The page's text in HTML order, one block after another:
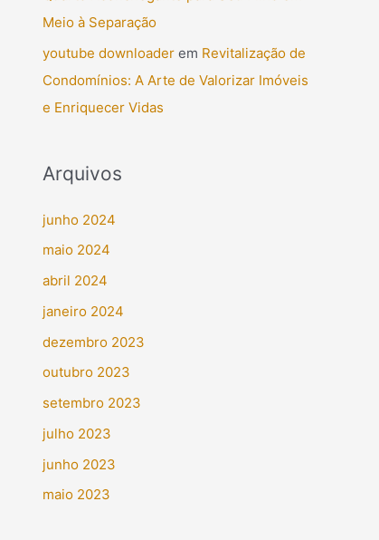
Meio à Separação
youtube downloader em Revitalização de
Condomínios: A Arte de Valorizar Imóveis
e Enriquecer Vidas
Arquivos
junho 2024
maio 2024
abril 2024
janeiro 2024
dezembro 2023
outubro 2023
setembro 2023
julho 2023
junho 2023
maio 2023